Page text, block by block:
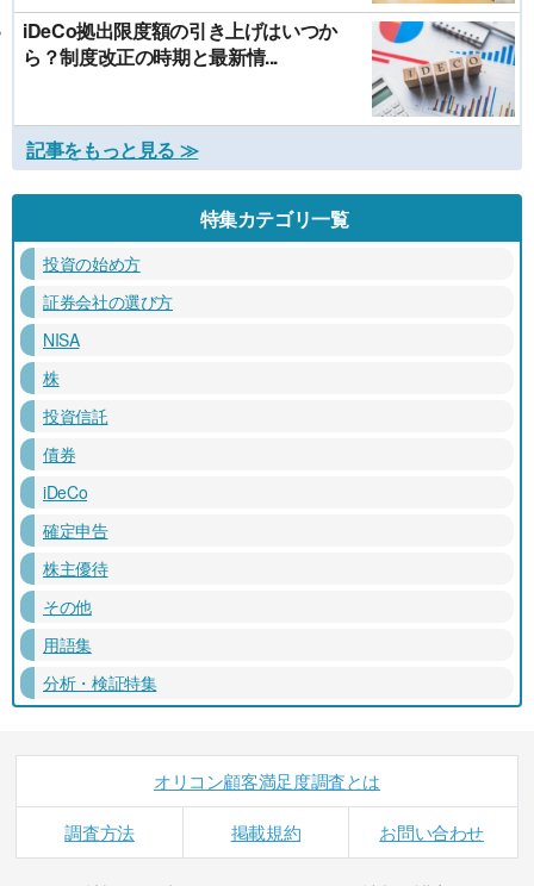
iDeCo拠出限度額の引き上げはいつか
ら？制度改正の時期と最新情...
記事をもっと見る ≫
特集カテゴリ一覧
投資の始め方
証券会社の選び方
NISA
株
投資信託
債券
iDeCo
確定申告
株主優待
その他
用語集
分析・検証特集
オリコン顧客満足度調査とは
調査方法 掲載規約 お問い合わせ